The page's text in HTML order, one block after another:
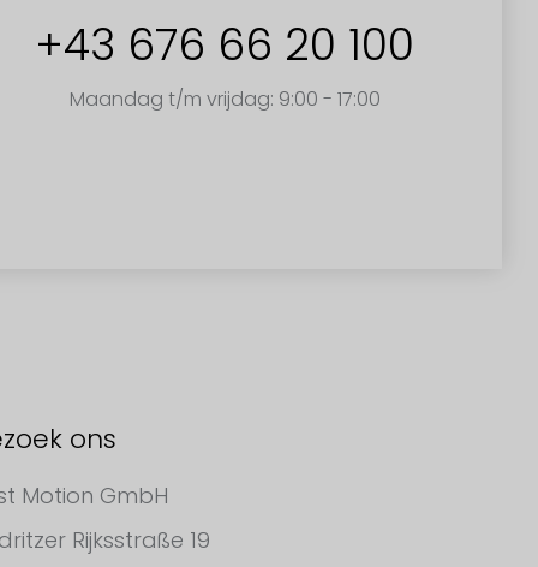
+43 676 66 20 100
Maandag t/m vrijdag: 9:00 - 17:00
ons
Motion GmbH
Rijksstraße 19